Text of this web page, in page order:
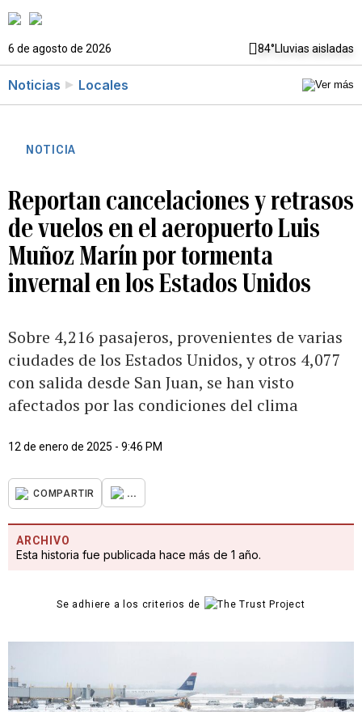
6 de agosto de 2026 84°Lluvias aisladas
Noticias Locales
NOTICIA
Reportan cancelaciones y retrasos
de vuelos en el aeropuerto Luis
Muñoz Marín por tormenta
invernal en los Estados Unidos
Sobre 4,216 pasajeros, provenientes de varias
ciudades de los Estados Unidos, y otros 4,077
con salida desde San Juan, se han visto
afectados por las condiciones del clima
12 de enero de 2025 - 9:46 PM
COMPARTIR ...
ARCHIVO
Esta historia fue publicada hace más de 1 año.
Se adhiere a los criterios de